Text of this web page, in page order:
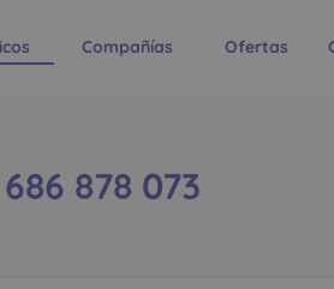
Compañías Ofertas
878 073